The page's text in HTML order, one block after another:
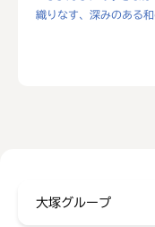
織りなす、深みのある
大塚グループ